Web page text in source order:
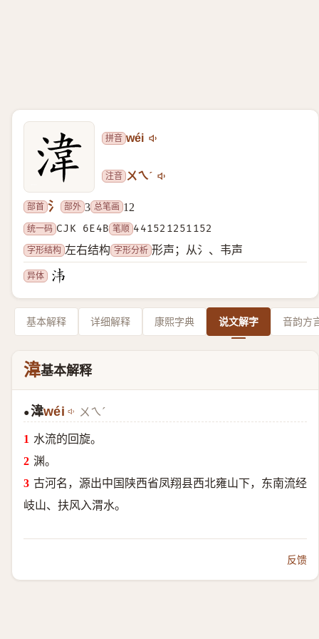
拼音 wéi
注音 ㄨㄟˊ
部首 氵 部外 3 总笔画 12
统一码 CJK 6E4B 笔顺 441521251152
字形结构 左右结构 字形分析 形声；从氵、韦声
异体
基本解释 详细解释 康熙字典 说文解字 音韵方
湋基本解释
●湋wéi ㄨㄟˊ
水流的回旋。
渊。
古河名，源出中国陕西省凤翔县西北雍山下，东南流经
岐山、扶风入渭水。
反馈